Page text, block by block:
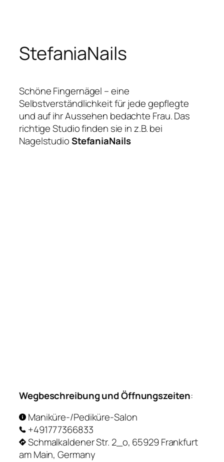
springen
StefaniaNails
Schöne Fingernägel – eine
Selbstverständlichkeit für jede gepflegte
und auf ihr Aussehen bedachte Frau. Das
richtige Studio finden sie in z.B. bei
NagelstudioStefaniaNails
Wegbeschreibung und Öffnungszeiten:
Maniküre-/Pediküre-Salon
+491777366833
Schmalkaldener Str. 2_o, 65929 Frankfurt
am Main, Germany